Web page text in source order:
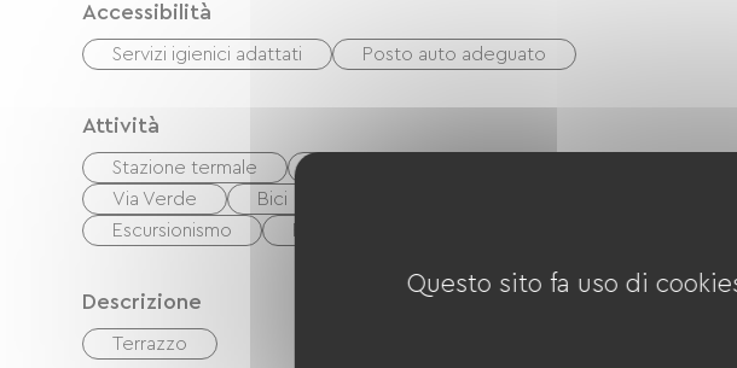
Accessibilità
Servizi igienici adattati Posto auto adeguato
Attività
Stazione termale
Via Verde
Bici
Escursionismo
Descrizione
Terrazzo
Questo sito fa uso di